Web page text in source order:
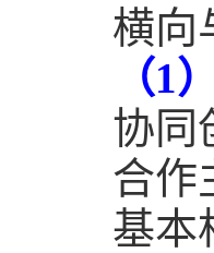
横向
（1
协同
合作
基本